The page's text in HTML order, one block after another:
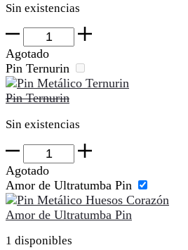
Sin existencias
Pin
Pikachu
Gordito
cantidad
Agotado
Pin Ternurin
Pin Ternurin
Sin existencias
Pin
Ternurin
cantidad
Agotado
Amor de Ultratumba Pin
Amor de Ultratumba Pin
1 disponibles